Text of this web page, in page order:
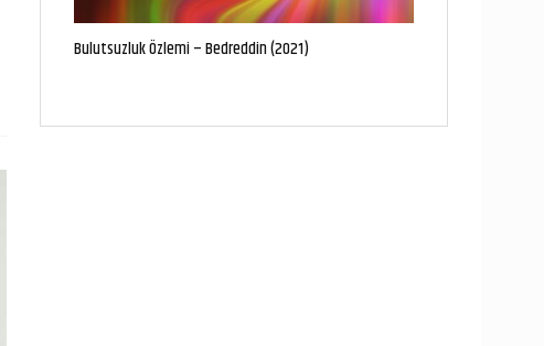
Bulutsuzluk Özlemi – Bedreddin (2021)